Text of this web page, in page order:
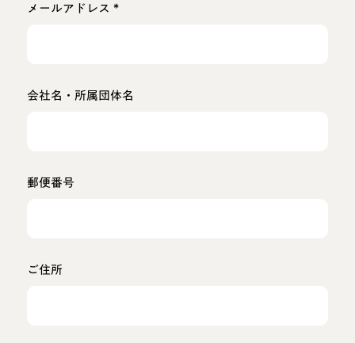
メールアドレス *
会社名・所属団体名
郵便番号
ご住所